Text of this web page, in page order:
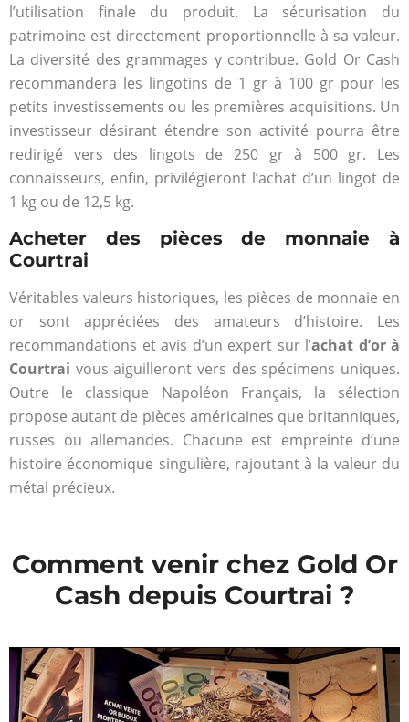
l’utilisation finale du produit. La sécurisation du
patrimoine est directement proportionnelle à sa valeur.
La diversité des grammages y contribue. Gold Or Cash
recommandera les lingotins de 1 gr à 100 gr pour les
petits investissements ou les premières acquisitions. Un
investisseur désirant étendre son activité pourra être
redirigé vers des lingots de 250 gr à 500 gr. Les
connaisseurs, enfin, privilégieront l’achat d’un lingot de
1 kg ou de 12,5 kg.
Acheter des pièces de monnaie à
Courtrai
Véritables valeurs historiques, les pièces de monnaie en
or sont appréciées des amateurs d’histoire. Les
recommandations et avis d’un expert sur l’achat d’or à
Courtrai vous aiguilleront vers des spécimens uniques.
Outre le classique Napoléon Français, la sélection
propose autant de pièces américaines que britanniques,
russes ou allemandes. Chacune est empreinte d’une
histoire économique singulière, rajoutant à la valeur du
métal précieux.
Comment venir chez Gold Or
Cash depuis Courtrai ?